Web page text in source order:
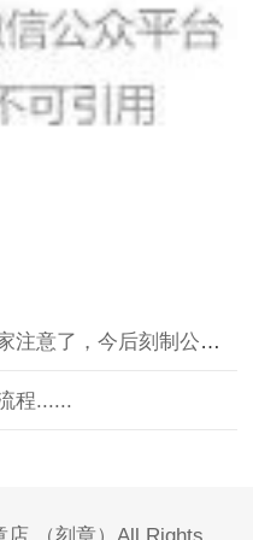
，今后刻制公章得这样做……
程......